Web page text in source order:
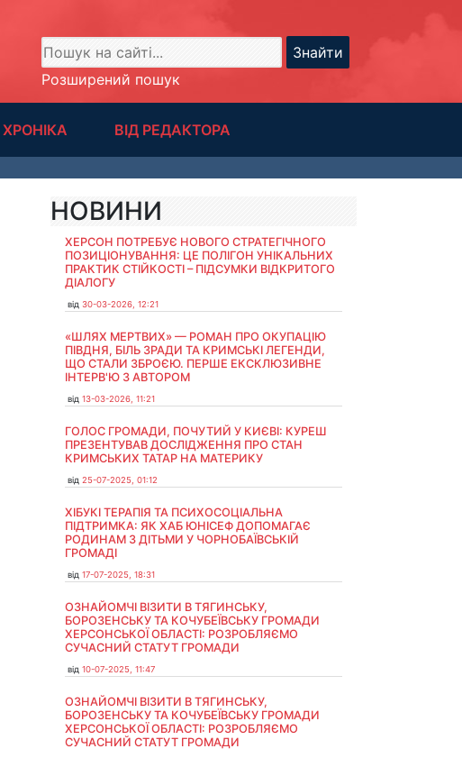
Знайти
Розширений пошук
ХРОНІКА ВІД РЕДАКТОРА
НОВИНИ
ХЕРСОН ПОТРЕБУЄ НОВОГО СТРАТЕГІЧНОГО
ПОЗИЦІОНУВАННЯ: ЦЕ ПОЛІГОН УНІКАЛЬНИХ
ПРАКТИК СТІЙКОСТІ – ПІДСУМКИ ВІДКРИТОГО
ДІАЛОГУ
від 30-03-2026, 12:21
«ШЛЯХ МЕРТВИХ» — РОМАН ПРО ОКУПАЦІЮ
ПІВДНЯ, БІЛЬ ЗРАДИ ТА КРИМСЬКІ ЛЕГЕНДИ,
ЩО СТАЛИ ЗБРОЄЮ. ПЕРШЕ ЕКСКЛЮЗИВНЕ
ІНТЕРВ'Ю З АВТОРОМ
від 13-03-2026, 11:21
ГОЛОС ГРОМАДИ, ПОЧУТИЙ У КИЄВІ: КУРЕШ
ПРЕЗЕНТУВАВ ДОСЛІДЖЕННЯ ПРО СТАН
КРИМСЬКИХ ТАТАР НА МАТЕРИКУ
від 25-07-2025, 01:12
ХІБУКІ ТЕРАПІЯ ТА ПСИХОСОЦІАЛЬНА
ПІДТРИМКА: ЯК ХАБ ЮНІСЕФ ДОПОМАГАЄ
РОДИНАМ З ДІТЬМИ У ЧОРНОБАЇВСЬКІЙ
ГРОМАДІ
від 17-07-2025, 18:31
ОЗНАЙОМЧІ ВІЗИТИ В ТЯГИНСЬКУ,
БОРОЗЕНСЬКУ ТА КОЧУБЕЇВСЬКУ ГРОМАДИ
ХЕРСОНСЬКОЇ ОБЛАСТІ: РОЗРОБЛЯЄМО
СУЧАСНИЙ СТАТУТ ГРОМАДИ
від 10-07-2025, 11:47
ОЗНАЙОМЧІ ВІЗИТИ В ТЯГИНСЬКУ,
БОРОЗЕНСЬКУ ТА КОЧУБЕЇВСЬКУ ГРОМАДИ
ХЕРСОНСЬКОЇ ОБЛАСТІ: РОЗРОБЛЯЄМО
СУЧАСНИЙ СТАТУТ ГРОМАДИ